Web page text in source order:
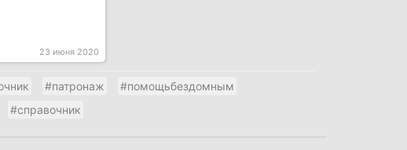
23 июня 2020
#патронаж
#помощьбездомным
#справочник